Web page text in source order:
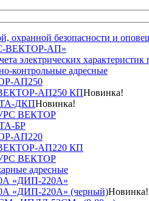
охранной безопасности и
ВЕКТОР-АП»
электрических
контрольные адресные
АП250
АП250 КПНовинка!
ДКПНовинка!
ВЕКТОР
БР
АП220
АП220 КП
ВЕКТОР
адресные
«ДИП-220А»
«ДИП-220А» (черный)Новинка!